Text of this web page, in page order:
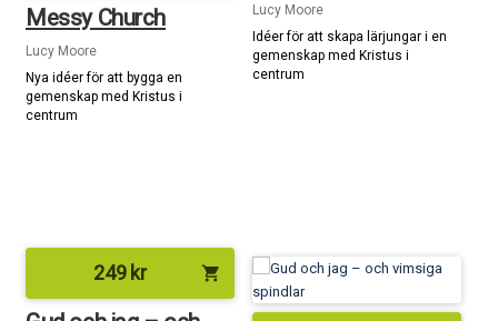
Messy Church
Lucy Moore
Nya idéer för att bygga en
gemenskap med Kristus i
centrum
Lucy Moore
Idéer för att skapa lärjungar i en
gemenskap med Kristus i
centrum
249kr shopping_cart